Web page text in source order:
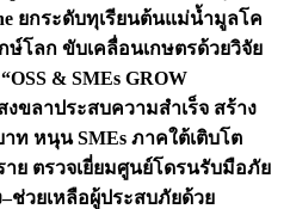
ยกระดับทุเรียนต้นแม่น้ำมูลโค
โลก ขับเคลื่อนเกษตรด้วยวิจัย
& SMEs GROW
งขลาประสบความสำเร็จ สร้าง
ท หนุน SMEs ภาคใต้เติบโต
าย ตรวจเยี่ยมศูนย์โดรนรับมือภัย
ช่วยเหลือผู้ประสบภัยด้วย